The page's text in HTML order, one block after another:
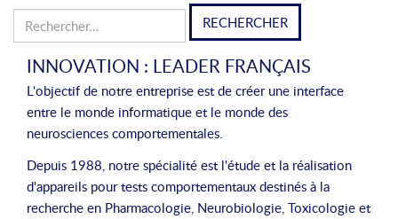
hRechercher :
INNOVATION : LEADER FRANÇAIS
L'objectif de notre entreprise est de créer une interface
entre le monde informatique et le monde des
neurosciences comportementales.
Depuis 1988, notre spécialité est l'étude et la réalisation
d'appareils pour tests comportementaux destinés à la
recherche en Pharmacologie, Neurobiologie, Toxicologie et